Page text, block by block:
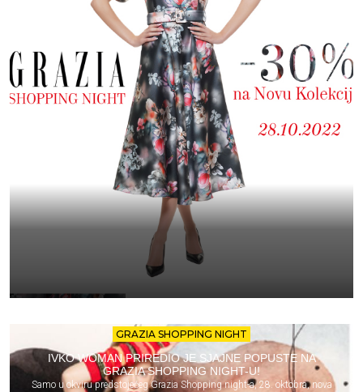
GRAZIA SHOPPING NIGHT
IVKO WOMAN PRIREDIO JE SJAJNE POPUSTE NA
GRAZIA SHOPPING NIGHT-U!
Samo u okviru predstojećeg Grazia Shopping night-a, 28. oktobra, nova